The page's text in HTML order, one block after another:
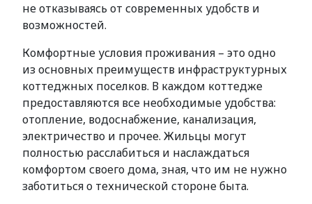
не отказываясь от современных удобств и
возможностей.
Комфортные условия проживания – это одно
из основных преимуществ инфраструктурных
коттеджных поселков. В каждом коттедже
предоставляются все необходимые удобства:
отопление, водоснабжение, канализация,
электричество и прочее. Жильцы могут
полностью расслабиться и наслаждаться
комфортом своего дома, зная, что им не нужно
заботиться о технической стороне быта.